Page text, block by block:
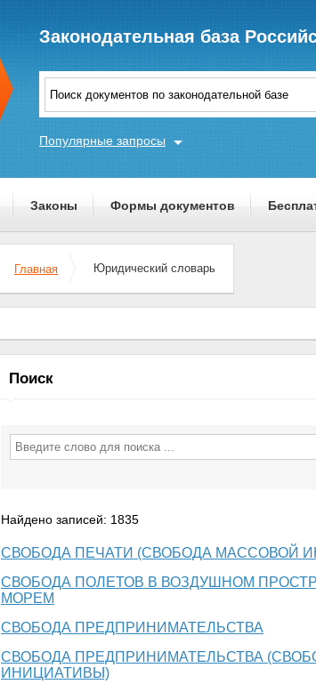
Законодательная база
Популярные запросы
Законы Формы документов
Главная Юридический словарь
Поиск
Найдено записей: 1835
СВОБОДА ПЕЧАТИ (СВОБОДА МАССОВОЙ
СВОБОДА ПОЛЕТОВ В ВОЗДУШНОМ
МОРЕМ
СВОБОДА ПРЕДПРИНИМАТЕЛЬСТВА
СВОБОДА ПРЕДПРИНИМАТЕЛЬСТВА
ИНИЦИАТИВЫ)